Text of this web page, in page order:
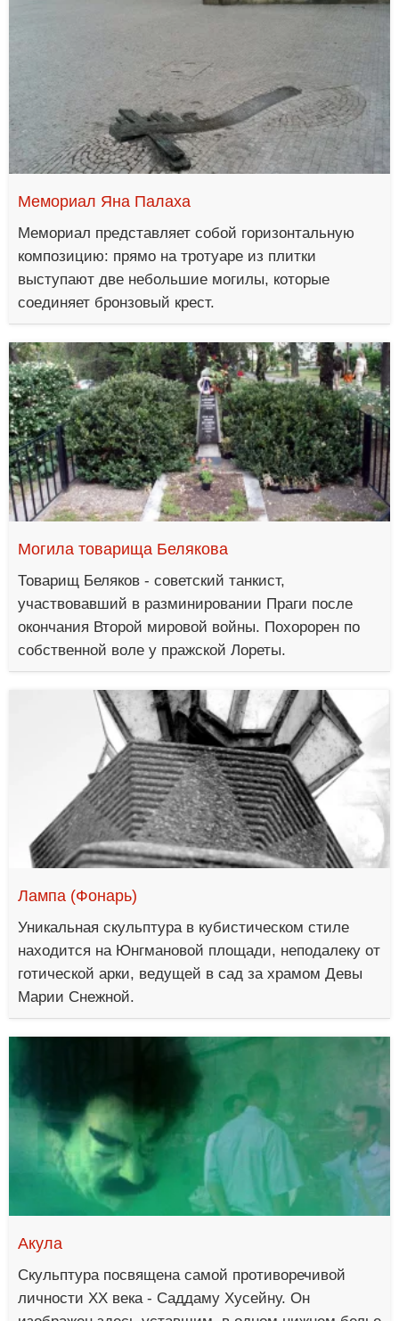
Мемориал Яна Палаха
Мемориал представляет собой горизонтальную
композицию: прямо на тротуаре из плитки
выступают две небольшие могилы, которые
соединяет бронзовый крест.
Могила товарища Белякова
Товарищ Беляков - советский танкист,
участвовавший в разминировании Праги после
окончания Второй мировой войны. Похорорен по
собственной воле у пражской Лореты.
Лампа (Фонарь)
Уникальная скульптура в кубистическом стиле
находится на Юнгмановой площади, неподалеку от
готической арки, ведущей в сад за храмом Девы
Марии Снежной.
Акула
Скульптура посвящена самой противоречивой
личности XX века - Саддаму Хусейну. Он